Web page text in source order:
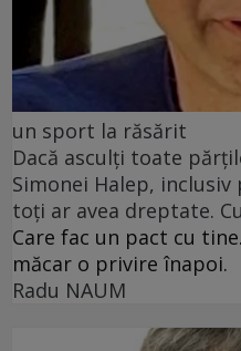
un sport la răsărit
Dacă asculți toate
Simonei Halep, inclusiv
toți ar avea dreptate.
Care fac un pact cu
măcar o privire înapoi.
Radu NAUM